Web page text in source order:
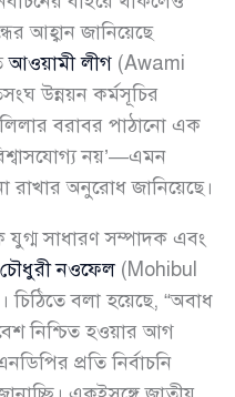
আহ্বান জানিয়েছে
আওয়ামী লীগ (Awami
উন্নয়ন কর্মসূচির
বরাবর পাঠানো এক
নয়’—এমন
রাখার অনুরোধ জানিয়েছে।
যুগ্ম সাধারণ সম্পাদক এবং
নওফেল(Mohibul
বলা হয়েছে, “অবাধ
নিশ্চিত হওয়ার আগ
প্রতি নির্বাচনি